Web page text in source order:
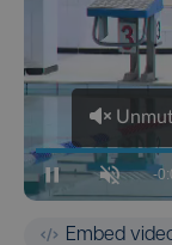
Embed